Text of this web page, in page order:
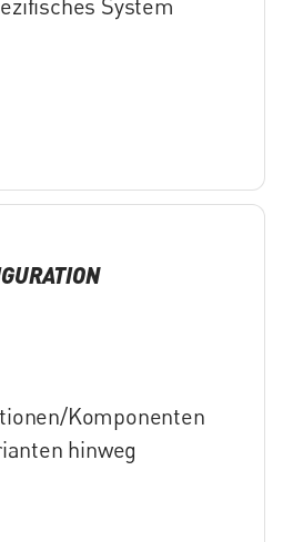
System
Komponenten
hinweg